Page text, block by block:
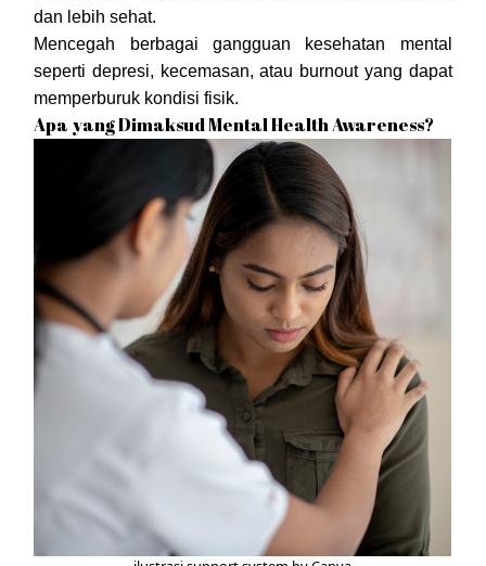
dan lebih sehat.
Mencegah berbagai gangguan kesehatan mental
seperti depresi, kecemasan, atau burnout yang dapat
memperburuk kondisi fisik.
Apa yang Dimaksud Mental Health Awareness?